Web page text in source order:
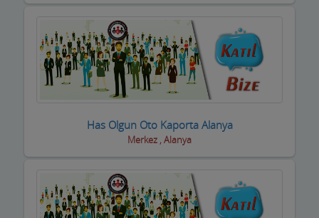
izolasyon Firmaları
Jeneratör Sistemleri
Kahvehane Kıraathane Nargile Cafe
Kargo ve Nakliye Şirketleri
Kitap ve Kırtasiyeciler
Has Olgun Oto Kaporta Alanya
Merkez , Alanya